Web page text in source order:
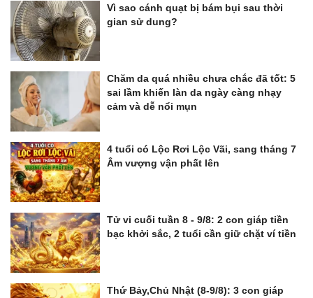
Vì sao cánh quạt bị bám bụi sau thời
gian sử dung?
Chăm da quá nhiều chưa chắc đã tốt: 5
sai lầm khiến làn da ngày càng nhạy
cảm và dễ nổi mụn
4 tuổi có Lộc Rơi Lộc Vãi, sang tháng 7
Âm vượng vận phất lên
Tử vi cuối tuần 8 - 9/8: 2 con giáp tiền
bạc khởi sắc, 2 tuổi cần giữ chặt ví tiền
Thứ Bảy,Chủ Nhật (8-9/8): 3 con giáp